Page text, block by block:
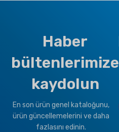
Haber
bültenlerimize
kaydolun
En son ürün genel kataloğunu,
ürün güncellemelerini ve daha
fazlasını edinin.